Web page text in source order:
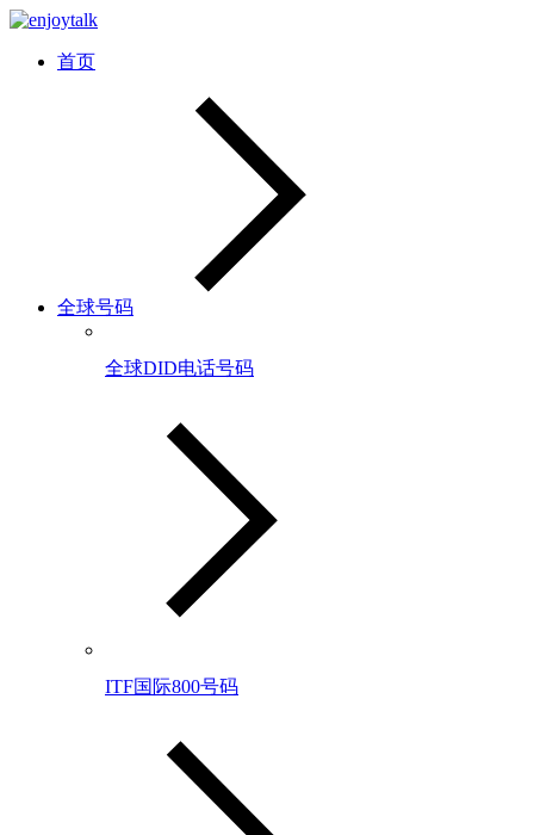
首页
全球号码
全球DID电话号码
ITF国际800号码